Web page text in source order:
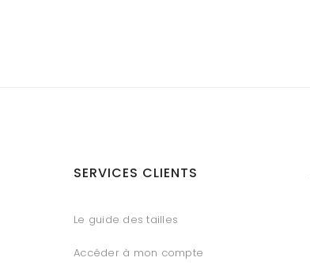
SERVICES CLIENTS
Le guide des tailles
Accéder à mon compte